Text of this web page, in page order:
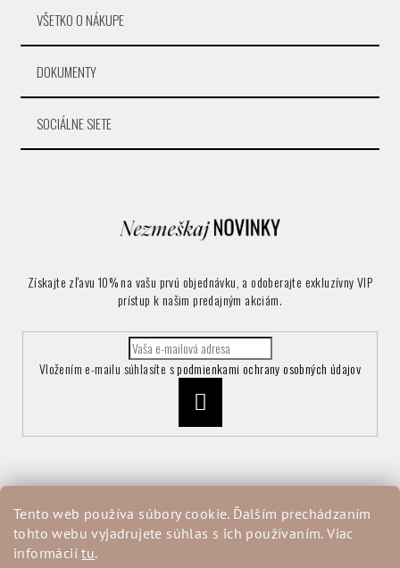
Tento web používa súbory cookie. Ďalším prechádzaním
tohto webu vyjadrujete súhlas s ich používaním. Viac
informáciítu.
VŠETKO O NÁKUPE
DOKUMENTY
SOCIÁLNE SIETE
Získajte zľavu 10% na vašu prvú objednávku, a odoberajte exkluzívny VIP
prístup k našim predajným akciám.
Vložením e-mailu súhlasíte spodmienkami ochrany osobných údajov
Vrátenie a reklamácia tovaru
Obchodné podmienky